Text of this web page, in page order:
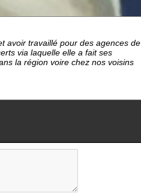
avoir travaillé pour des agences de
via laquelle elle a fait ses
la région voire chez nos voisins